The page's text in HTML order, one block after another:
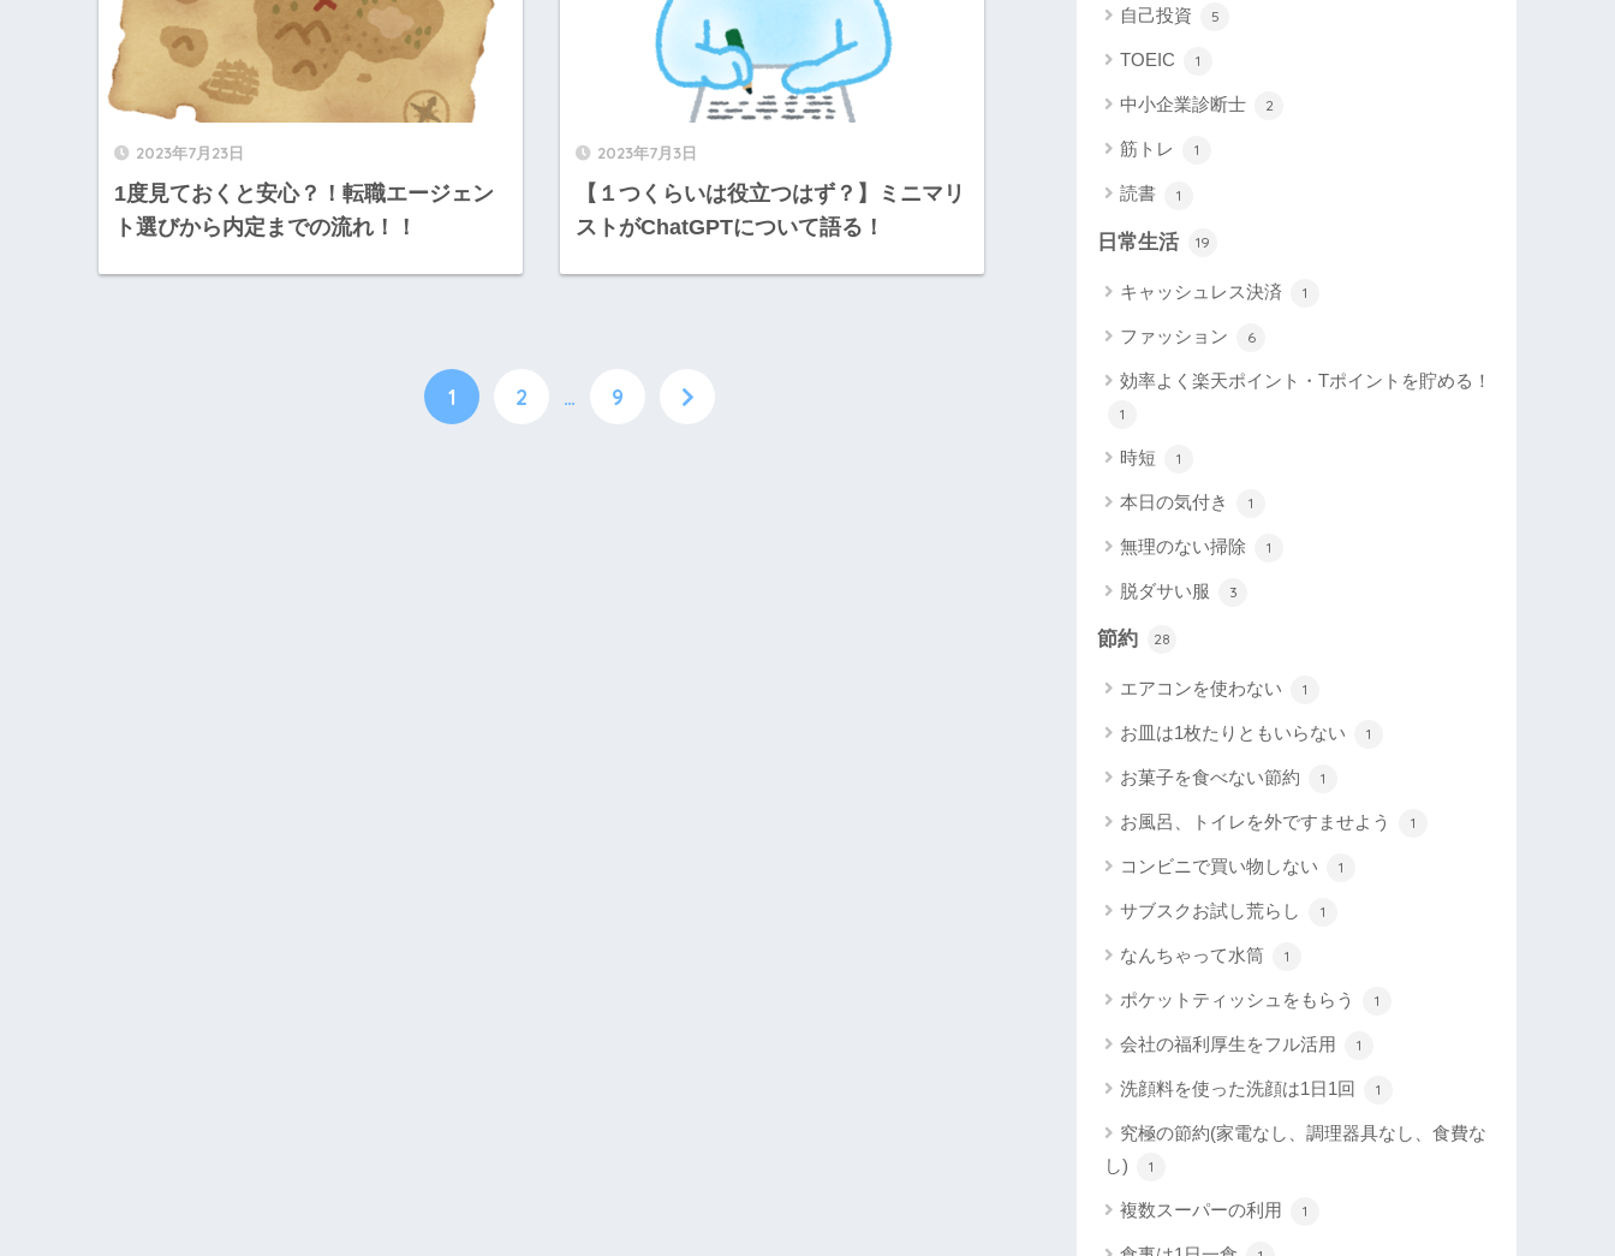
2023年7月23日
1度見ておくと安心？！転職エージェン
ト選びから内定までの流れ！！
2023年7月3日
【１つくらいは役立つはず？】ミニマリ
ストがChatGPTについて語る！
1 2 … 9
自己投資 5
TOEIC 1
中小企業診断士 2
筋トレ 1
読書 1
日常生活 19
キャッシュレス決済 1
ファッション 6
効率よく楽天ポイント・Tポイントを貯める！
1
時短 1
本日の気付き 1
無理のない掃除 1
脱ダサい服 3
節約 28
エアコンを使わない 1
お皿は1枚たりともいらない 1
お菓子を食べない節約 1
お風呂、トイレを外ですませよう 1
コンビニで買い物しない 1
サブスクお試し荒らし 1
なんちゃって水筒 1
ポケットティッシュをもらう 1
会社の福利厚生をフル活用 1
洗顔料を使った洗顔は1日1回 1
究極の節約(家電なし、調理器具なし、食費な
し)
1
複数スーパーの利用 1